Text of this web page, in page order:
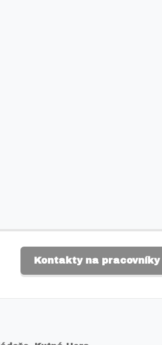
Kontakty na pracovníky